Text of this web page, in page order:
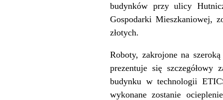
budynków przy ulicy
Gospodarki Mieszkaniowej,
złotych.
Roboty, zakrojone na
prezentuje się szczegółowy
budynku w technologii
wykonane zostanie